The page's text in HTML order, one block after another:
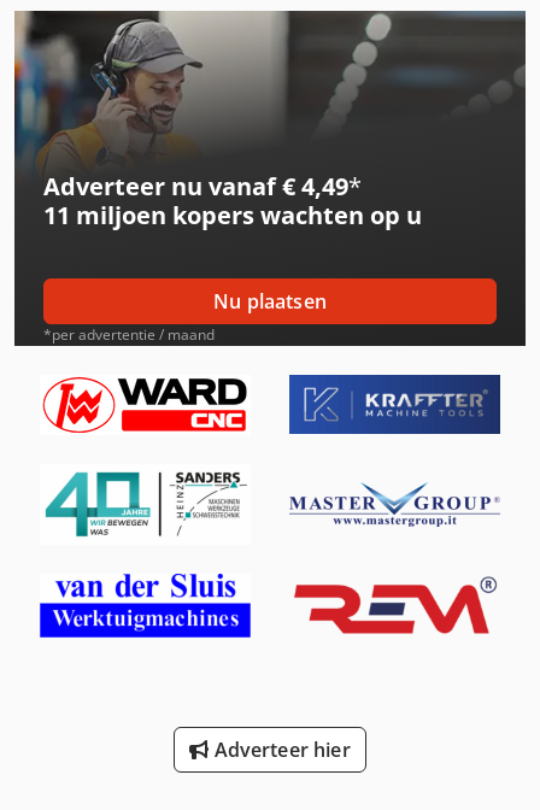
International 433
International 453
International 533
International 553
International 554
International 644
International 654
International 734
International 824
International 833
International 834
International 844
International 844 S
Job-Mann 303-50 Wl
New Holland-Kobelco
Adverteer nu vanaf € 4,49*
11 miljoen koperswachten op u
Nu plaatsen
*per advertentie / maand
Adverteer hier